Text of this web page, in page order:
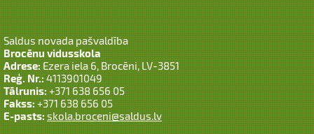
Saldus novada pašvaldība
Brocēnu vidusskola
Adrese:Ezera iela 6, Brocēni, LV-3851
Reģ. Nr.:4113901049
Tālrunis:+371 638 656 05
Fakss:+371 638 656 05
E-pasts:skola.broceni@saldus.lv